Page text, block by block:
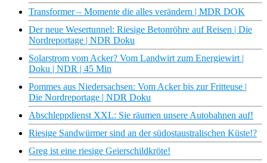
Transformer – Momente die alles verändern | MDR DOK
Der neue Wesertunnel: Riesige Betonröhre auf Reisen | Die
Nordreportage | NDR Doku
Solarstrom vom Acker? Vom Landwirt zum Energiewirt |
Doku | NDR | 45 Min
Pommes aus Niedersachsen: Vom Acker bis zur Fritteuse |
Die Nordreportage | NDR Doku
Abschleppdienst XXL: Sie räumen unsere Autobahnen auf!
Riesige Sandwürmer sind an der südostaustralischen Küste!?
Greg ist eine riesige Geierschildkröte!